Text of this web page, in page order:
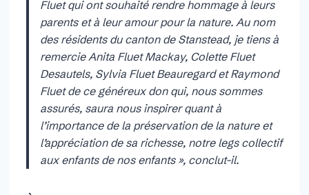
Fluet qui ont souhaité rendre hommage à leurs
parents et à leur amour pour la nature. Au nom
des résidents du canton de Stanstead, je tiens à
remercie Anita Fluet Mackay, Colette Fluet
Desautels, Sylvia Fluet Beauregard et Raymond
Fluet de ce généreux don qui, nous sommes
assurés, saura nous inspirer quant à
l’importance de la préservation de la nature et
l’appréciation de sa richesse, notre legs collectif
aux enfants de nos enfants », conclut-il.